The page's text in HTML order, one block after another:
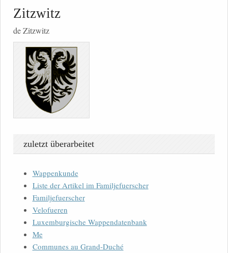
Zitzwitz
de Zitzwitz
zuletzt überarbeitet
Wappenkunde
Liste der Artikel im Familjefuerscher
Familjefuerscher
Velofueren
Luxemburgische Wappendatenbank
Me
Communes au Grand-Duché